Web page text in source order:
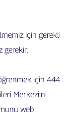
için gerekli
gerekir.
için 444
Merkezi’ni
web